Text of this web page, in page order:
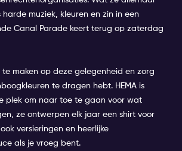
muziek, kleuren en zin in een
Canal Parade keert terug op zaterdag
te maken op deze gelegenheid en zorg
te dragen hebt. HEMA is
plek om naar toe te gaan voor wat
ze ontwerpen elk jaar een shirt voor
versieringen en heerlijke
als je vroeg bent.